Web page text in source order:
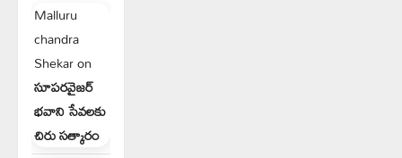
Malluru
chandra
Shekaron
సూపరవైజర్
భవాని సేవలకు
చిరు సత్కారం